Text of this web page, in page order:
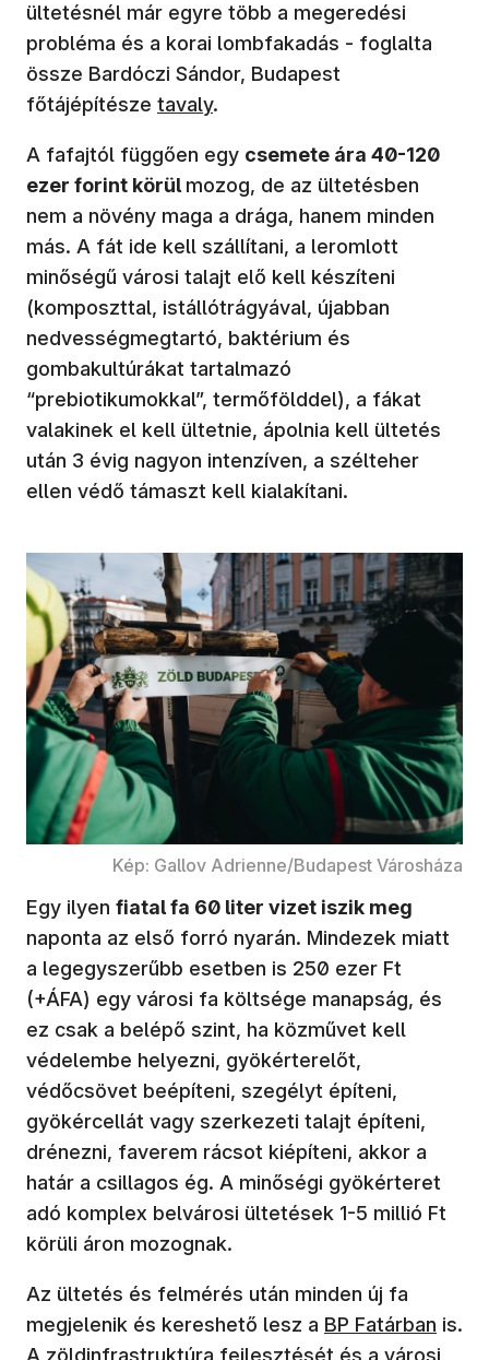
ültetésnél már egyre több a megeredési
probléma és a korai lombfakadás - foglalta
össze Bardóczi Sándor, Budapest
főtájépítésze tavaly.
A fafajtól függően egy csemete ára 40-120
ezer forint körül mozog, de az ültetésben
nem a növény maga a drága, hanem minden
más. A fát ide kell szállítani, a leromlott
minőségű városi talajt elő kell készíteni
(komposzttal, istállótrágyával, újabban
nedvességmegtartó, baktérium és
gombakultúrákat tartalmazó
“prebiotikumokkal”, termőfölddel), a fákat
valakinek el kell ültetnie, ápolnia kell ültetés
után 3 évig nagyon intenzíven, a szélteher
ellen védő támaszt kell kialakítani.
Kép: Gallov Adrienne/Budapest Városháza
Egy ilyen fiatal fa 60 liter vizet iszik meg
naponta az első forró nyarán. Mindezek miatt
a legegyszerűbb esetben is 250 ezer Ft
(+ÁFA) egy városi fa költsége manapság, és
ez csak a belépő szint, ha közművet kell
védelembe helyezni, gyökérterelőt,
védőcsövet beépíteni, szegélyt építeni,
gyökércellát vagy szerkezeti talajt építeni,
drénezni, faverem rácsot kiépíteni, akkor a
határ a csillagos ég. A minőségi gyökérteret
adó komplex belvárosi ültetések 1-5 millió Ft
körüli áron mozognak.
Az ültetés és felmérés után minden új fa
megjelenik és kereshető lesz a BP Fatárban is.
A zöldinfrastruktúra fejlesztését és a városi